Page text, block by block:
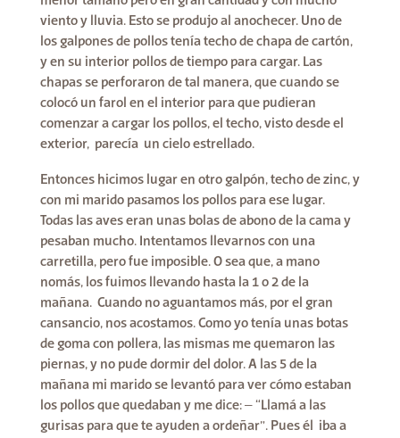
viento y lluvia. Esto se produjo al anochecer. Uno de
los galpones de pollos tenía techo de chapa de cartón,
y en su interior pollos de tiempo para cargar. Las
chapas se perforaron de tal manera, que cuando se
colocó un farol en el interior para que pudieran
comenzar a cargar los pollos, el techo, visto desde el
exterior, parecía un cielo estrellado.
Entonces hicimos lugar en otro galpón, techo de zinc, y
con mi marido pasamos los pollos para ese lugar.
Todas las aves eran unas bolas de abono de la cama y
pesaban mucho. Intentamos llevarnos con una
carretilla, pero fue imposible. O sea que, a mano
nomás, los fuimos llevando hasta la 1 o 2 de la
mañana. Cuando no aguantamos más, por el gran
cansancio, nos acostamos. Como yo tenía unas botas
de goma con pollera, las mismas me quemaron las
piernas, y no pude dormir del dolor. A las 5 de la
mañana mi marido se levantó para ver cómo estaban
los pollos que quedaban y me dice: – “Llamá a las
gurisas para que te ayuden a ordeñar”. Pues él iba a